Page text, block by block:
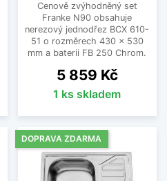
Cenově zvýhodněný set
Franke N90 obsahuje
nerezový jednodřez BCX 610-
51 o rozměrech 430 x 530
mm a baterii FB 250 Chrom.
Cena
5 859 Kč
1 ks skladem
DOPRAVA ZDARMA